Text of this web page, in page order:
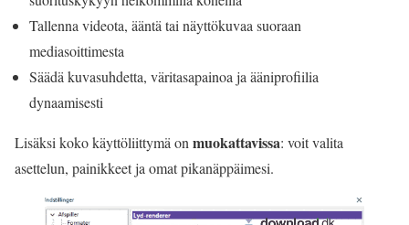
Tallenna videota, ääntä tai näyttökuvaa suoraan
mediasoittimesta
Säädä kuvasuhdetta, väritasapainoa ja ääniprofiilia
dynaamisesti
Lisäksi koko käyttöliittymä onmuokattavissa: voit valita
asettelun, painikkeet ja omat pikanäppäimesi.